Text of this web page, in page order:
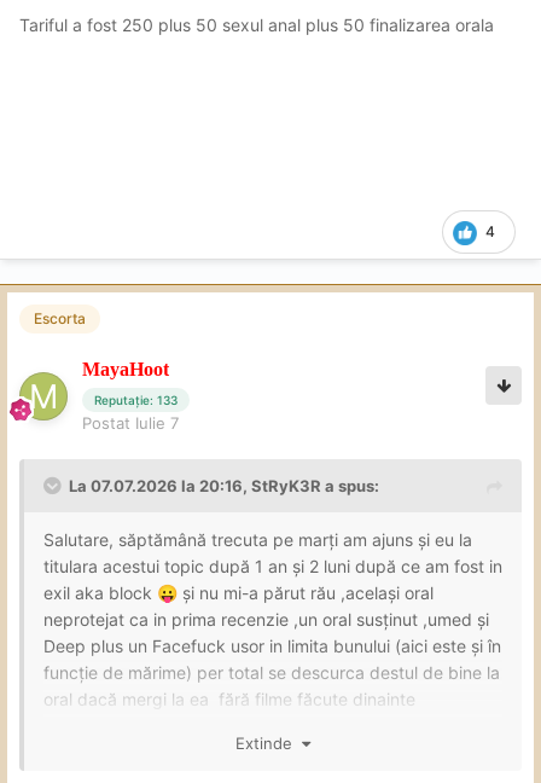
cu minus tariful de la recenzia lu Chelu
Tariful a fost 250 plus 50 sexul anal plus 50 finalizarea orala
4
Escorta
MayaHoot
Reputație: 133
Postat Iulie 7
La 07.07.2026 la 20:16, StRyK3R a spus:
Salutare, săptămână trecuta pe marți am ajuns și eu la
titulara acestui topic după 1 an și 2 luni după ce am fost in
exil aka block 😛 și nu mi-a părut rău ,același oral
neprotejat ca in prima recenzie ,un oral susținut ,umed și
Deep plus un Facefuck usor in limita bunului (aici este și în
funcție de mărime) per total se descurca destul de bine la
oral dacă mergi la ea fără filme făcute dinainte
La normal protejat se descurca și acolo bine ,in mod
Extinde